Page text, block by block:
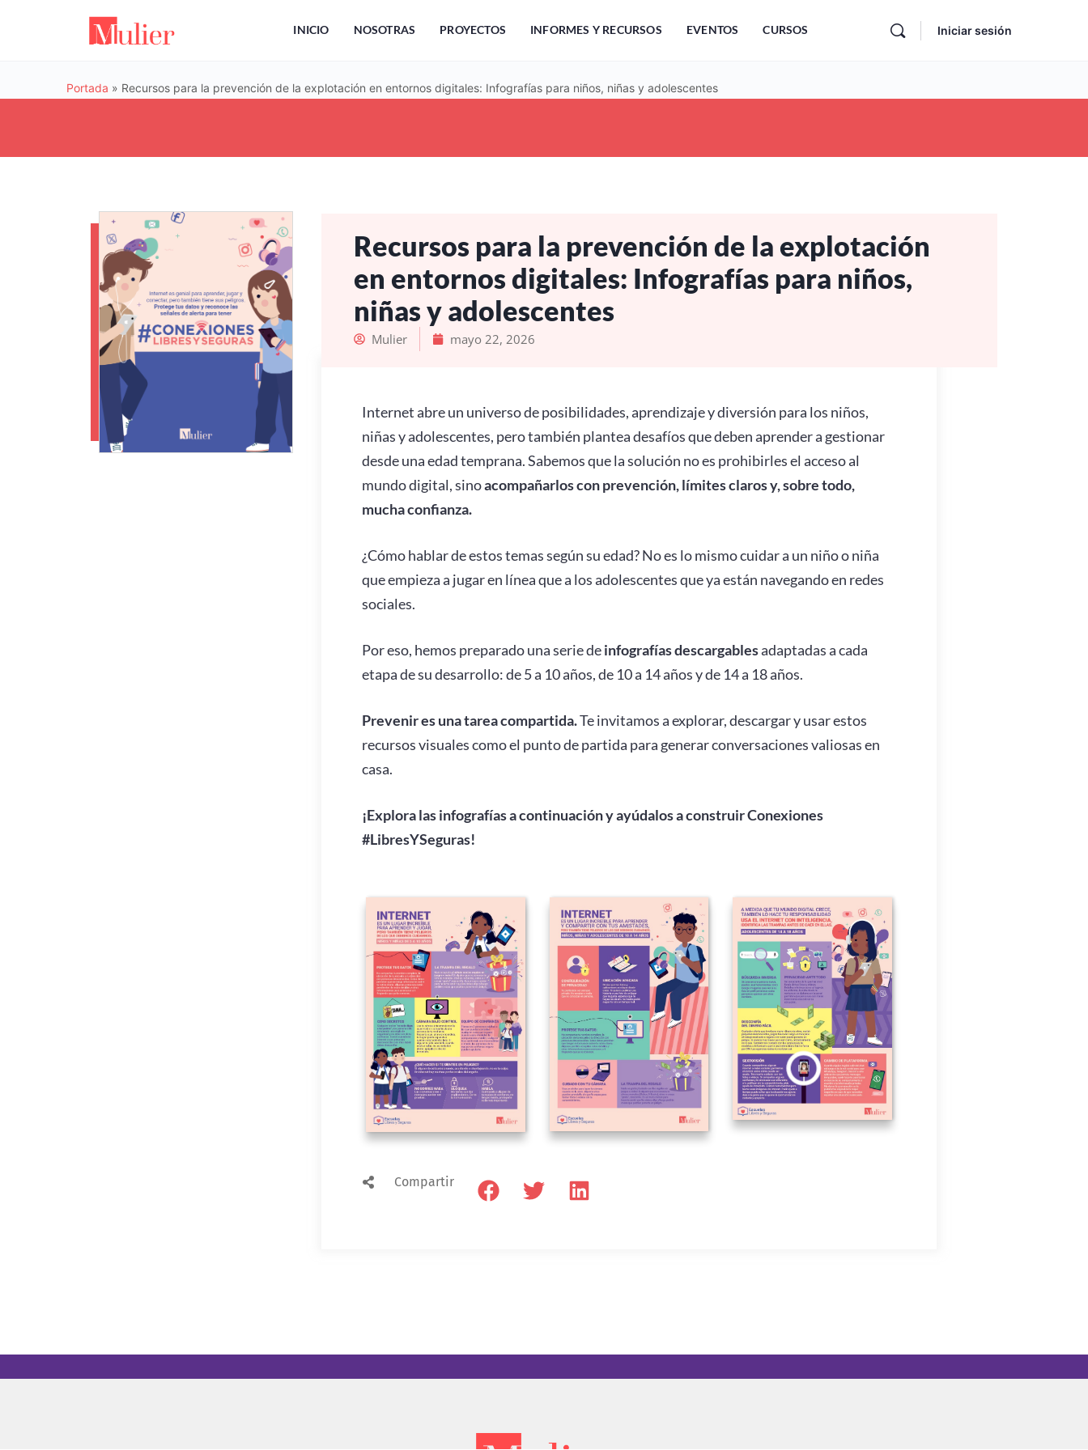
INICIO NOSOTRAS PROYECTOS INFORMES Y RECURSOS EVENTOS CURSOS Iniciar sesión
Portada » Recursos para la prevención de la explotación en entornos digitales: Infografías para niños, niñas y adolescentes
Recursos para la prevención de la explotación
en entornos digitales: Infografías para niños,
niñas y adolescentes
Mulier mayo 22, 2026
Internet abre un universo de posibilidades, aprendizaje y diversión para los niños,
niñas y adolescentes, pero también plantea desafíos que deben aprender a gestionar
desde una edad temprana. Sabemos que la solución no es prohibirles el acceso al
mundo digital, sinoacompañarlos con prevención, límites claros y, sobre todo,
mucha confianza.
¿Cómo hablar de estos temas según su edad? No es lo mismo cuidar a un niño o niña
que empieza a jugar en línea que a los adolescentes que ya están navegando en redes
sociales.
Por eso, hemos preparado una serie deinfografías descargablesadaptadas a cada
etapa de su desarrollo: de 5 a 10 años, de 10 a 14 años y de 14 a 18 años.
Prevenir es una tarea compartida.Te invitamos a explorar, descargar y usar estos
recursos visuales como el punto de partida para generar conversaciones valiosas en
casa.
¡Explora las infografías a continuación y ayúdalos a construir Conexiones
#LibresYSeguras!
Compartir